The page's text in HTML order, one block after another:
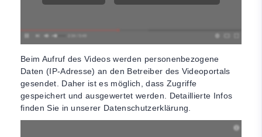
Beim Aufruf des Videos werden personenbezogene
Daten (IP-Adresse) an den Betreiber des Videoportals
gesendet. Daher ist es möglich, dass Zugriffe
gespeichert und ausgewertet werden. Detaillierte Infos
finden Sie in unserer Datenschutzerklärung.